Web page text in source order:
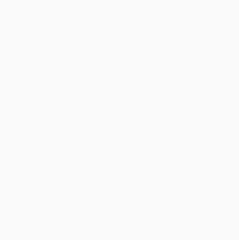
10